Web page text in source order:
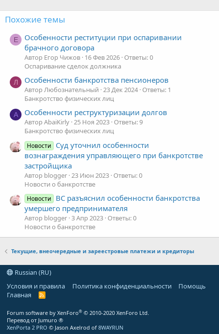
действует от имени кредиторов.
Похожие темы
Е
Особенности реституции при оспаривании
брачного договора
Автор Егор Чижов 16 Фев 2026 Ответы: 0
Оспаривание сделок должника
Л Особенности банкротства пенсионеров
Автор Любознательный 23 Дек 2024 Ответы: 1
Банкротство физических лиц
A Особенности реструктуризации долгов
Автор AbaiKirly 25 Ноя 2023 Ответы: 9
Банкротство физических лиц
Новости
Суд уточнил особенности
вознаграждения управляющего при банкротстве
застройщика
Автор blogger 23 Июн 2023 Ответы: 0
Новости о банкротстве
Новости
ВС разъяснил особенности банкротства
умершего предпринимателя
Автор blogger 3 Апр 2023 Ответы: 0
Новости о банкротстве
Текущие, внеочередные и зареестровые платежи и кредиторы
Russian (RU)
Условия и правила
Политика конфиденциальности
Помощь
Главная
R
Forum software by XenForo® © 2010-2020 XenForo Ltd.
Перевод от Jumuro ®
XenPorta 2 PRO © Jason Axelrod of 8WAYRUN